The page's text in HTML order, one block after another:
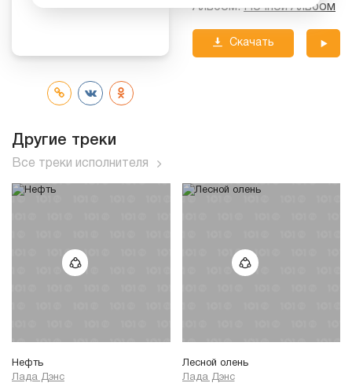
Альбом:Ночной Альбом
Скачать
Другие треки
Все треки исполнителя
Нефть
Лада Дэнс
Лесной олень
Лада Дэнс